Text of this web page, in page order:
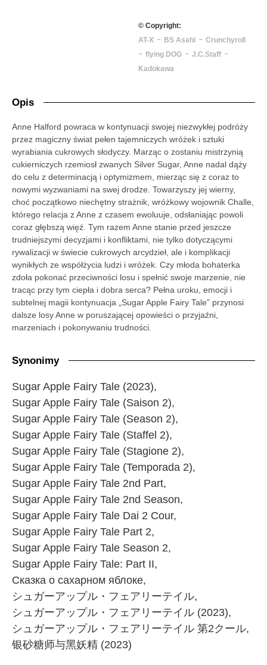
© Copyright:
AT-X- BS Asahi- Crunchyroll
- flying DOG- J.C.Staff-
Kadokawa
Opis
Anne Halford powraca w kontynuacji swojej niezwykłej podróży
przez magiczny świat pełen tajemniczych wróżek i sztuki
wyrabiania cukrowych słodyczy. Marząc o zostaniu mistrzynią
cukierniczych rzemiosł zwanych Silver Sugar, Anne nadal dąży
do celu z determinacją i optymizmem, mierząc się z coraz to
nowymi wyzwaniami na swej drodze. Towarzyszy jej wierny,
choć początkowo niechętny strażnik, wróżkowy wojownik Challe,
którego relacja z Anne z czasem ewoluuje, odsłaniając powoli
coraz głębszą więź. Tym razem Anne stanie przed jeszcze
trudniejszymi decyzjami i konfliktami, nie tylko dotyczącymi
rywalizacji w świecie cukrowych arcydzieł, ale i komplikacji
wynikłych ze współżycia ludzi i wróżek. Czy młoda bohaterka
zdoła pokonać przeciwności losu i spełnić swoje marzenie, nie
tracąc przy tym ciepła i dobra serca? Pełna uroku, emocji i
subtelnej magii kontynuacja „Sugar Apple Fairy Tale” przynosi
dalsze losy Anne w poruszającej opowieści o przyjaźni,
marzeniach i pokonywaniu trudności.
Synonimy
Sugar Apple Fairy Tale (2023),
Sugar Apple Fairy Tale (Saison 2),
Sugar Apple Fairy Tale (Season 2),
Sugar Apple Fairy Tale (Staffel 2),
Sugar Apple Fairy Tale (Stagione 2),
Sugar Apple Fairy Tale (Temporada 2),
Sugar Apple Fairy Tale 2nd Part,
Sugar Apple Fairy Tale 2nd Season,
Sugar Apple Fairy Tale Dai 2 Cour,
Sugar Apple Fairy Tale Part 2,
Sugar Apple Fairy Tale Season 2,
Sugar Apple Fairy Tale: Part II,
Сказка о сахарном яблоке,
シュガーアップル・フェアリーテイル,
シュガーアップル・フェアリーテイル (2023),
シュガーアップル・フェアリーテイル 第2クール,
银砂糖师与黑妖精 (2023)